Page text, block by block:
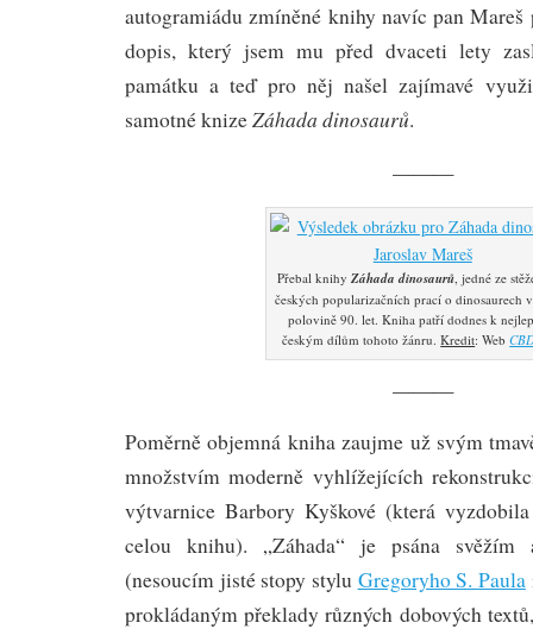
autogramiádu zmíněné knihy navíc pan
dopis, který jsem mu před dvaceti lety
památku a teď pro něj našel zajímavé
samotné knizeZáhada dinosaurů.
———
Přebal knihy Záhada dinosaurů, jedné ze
českých popularizačních prací o dinosaurech
polovině 90. let. Kniha patří dodnes k
českým dílům tohoto žánru.Kredit: Web
———
Poměrně objemná kniha zaujme už svým
množstvím moderně vyhlížejících
výtvarnice Barbory Kyškové (která
celou knihu). „Záhada“ je psána svěžím
(nesoucím jisté stopy stylu Gregoryho S. Paula
prokládaným překlady různých dobových